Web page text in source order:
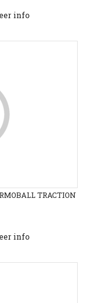
info
TRACTION
info